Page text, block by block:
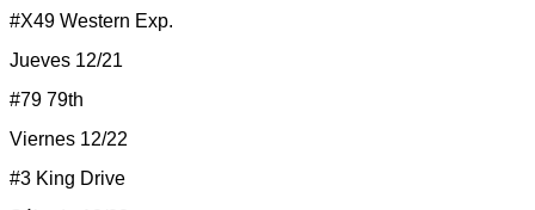
#X49 Western Exp.
Jueves 12/21
#79 79th
Viernes 12/22
#3 King Drive